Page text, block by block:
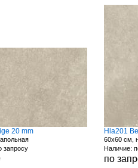
20 mm
запросу
Hla201
60x60 см,
Наличие:
по